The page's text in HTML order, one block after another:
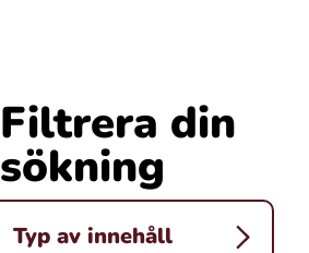
Filtrera din
sökning
Typ av innehåll